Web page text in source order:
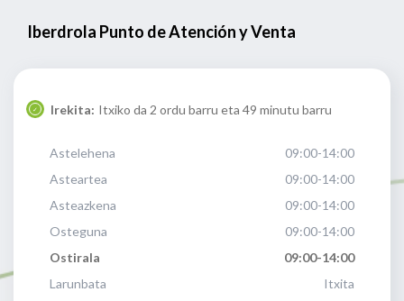
Iberdrola Punto de Atención y Venta
Irekita: Itxiko da 2 ordu barru eta 49 minutu barru
Astelehena
09:00-14:00
Asteartea
09:00-14:00
Asteazkena
09:00-14:00
Osteguna
09:00-14:00
Ostirala
09:00-14:00
Larunbata
Itxita